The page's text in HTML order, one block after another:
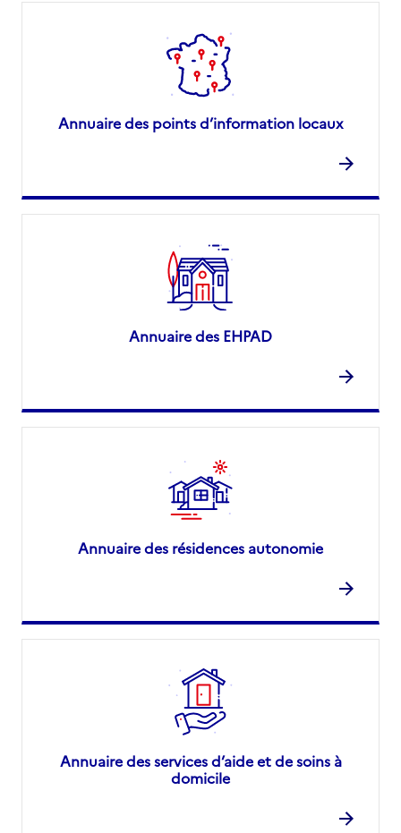
Annuaire des points d’information locaux
Annuaire des EHPAD
Annuaire des résidences autonomie
Annuaire des services d’aide et de soins à
domicile